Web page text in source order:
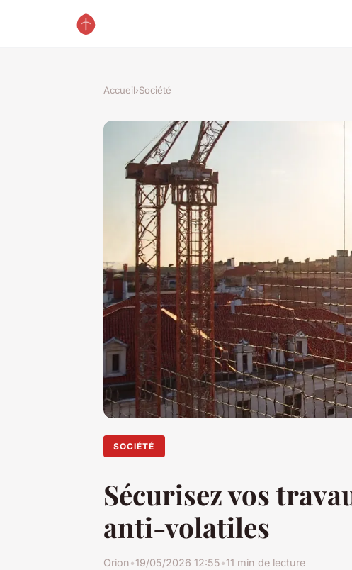
Accueil›Société
SOCIÉTÉ
Sécurisez vos
anti-volatiles
Orion•19/05/2026 12:55•11 min de lecture